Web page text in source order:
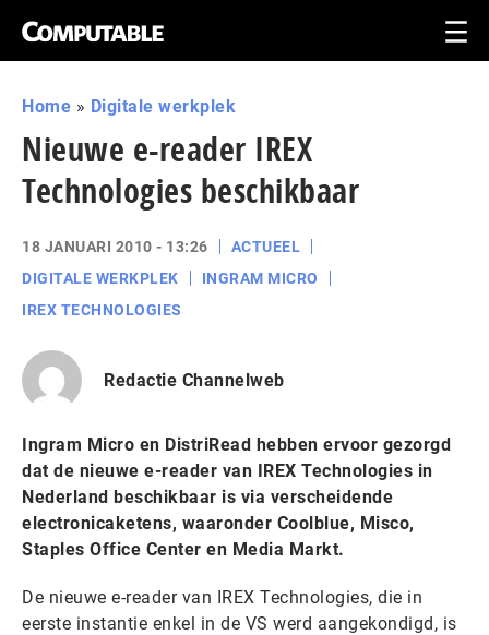
Home » Digitale werkplek
Nieuwe e-reader IREX
Technologies beschikbaar
18 JANUARI 2010 - 13:26
ACTUEEL
DIGITALE WERKPLEK
INGRAM MICRO
IREX TECHNOLOGIES
Redactie Channelweb
Ingram Micro en DistriRead hebben ervoor gezorgd
dat de nieuwe e-reader van IREX Technologies in
Nederland beschikbaar is via verscheidende
electronicaketens, waaronder Coolblue, Misco,
Staples Office Center en Media Markt.
De nieuwe e-reader van IREX Technologies, die in
eerste instantie enkel in de VS werd aangekondigd, is